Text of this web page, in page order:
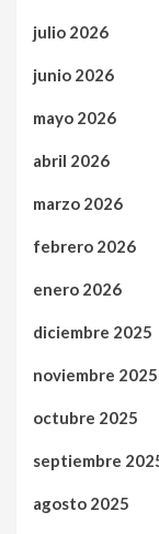
julio 2026
junio 2026
mayo 2026
abril 2026
marzo 2026
febrero 2026
enero 2026
diciembre 2025
noviembre 2025
octubre 2025
septiembre
agosto 2025